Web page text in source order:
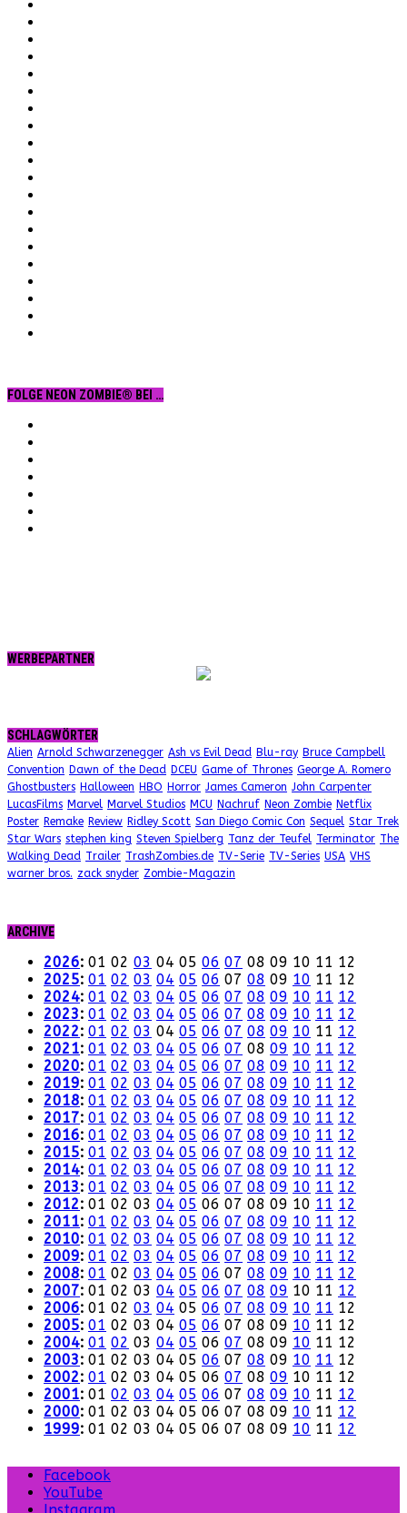
FOLGE NEON ZOMBIE® BEI …
WERBEPARTNER
SCHLAGWÖRTER
Alien Arnold Schwarzenegger Ash vs Evil Dead Blu-ray Bruce Campbell
Convention Dawn of the Dead DCEU Game of Thrones George A. Romero
Ghostbusters Halloween HBO Horror James Cameron John Carpenter
LucasFilms Marvel Marvel Studios MCU Nachruf Neon Zombie Netflix
Poster Remake Review Ridley Scott San Diego Comic Con Sequel Star Trek
Star Wars stephen king Steven Spielberg Tanz der Teufel Terminator The
Walking Dead Trailer TrashZombies.de TV-Serie TV-Series USA VHS
warner bros. zack snyder Zombie-Magazin
ARCHIVE
2026: 01 02 03 04 05 06 07 08 09 10 11 12
2025: 01 02 03 04 05 06 07 08 09 10 11 12
2024: 01 02 03 04 05 06 07 08 09 10 11 12
2023: 01 02 03 04 05 06 07 08 09 10 11 12
2022: 01 02 03 04 05 06 07 08 09 10 11 12
2021: 01 02 03 04 05 06 07 08 09 10 11 12
2020: 01 02 03 04 05 06 07 08 09 10 11 12
2019: 01 02 03 04 05 06 07 08 09 10 11 12
2018: 01 02 03 04 05 06 07 08 09 10 11 12
2017: 01 02 03 04 05 06 07 08 09 10 11 12
2016: 01 02 03 04 05 06 07 08 09 10 11 12
2015: 01 02 03 04 05 06 07 08 09 10 11 12
2014: 01 02 03 04 05 06 07 08 09 10 11 12
2013: 01 02 03 04 05 06 07 08 09 10 11 12
2012: 01 02 03 04 05 06 07 08 09 10 11 12
2011: 01 02 03 04 05 06 07 08 09 10 11 12
2010: 01 02 03 04 05 06 07 08 09 10 11 12
2009: 01 02 03 04 05 06 07 08 09 10 11 12
2008: 01 02 03 04 05 06 07 08 09 10 11 12
2007: 01 02 03 04 05 06 07 08 09 10 11 12
2006: 01 02 03 04 05 06 07 08 09 10 11 12
2005: 01 02 03 04 05 06 07 08 09 10 11 12
2004: 01 02 03 04 05 06 07 08 09 10 11 12
2003: 01 02 03 04 05 06 07 08 09 10 11 12
2002: 01 02 03 04 05 06 07 08 09 10 11 12
2001: 01 02 03 04 05 06 07 08 09 10 11 12
2000: 01 02 03 04 05 06 07 08 09 10 11 12
1999: 01 02 03 04 05 06 07 08 09 10 11 12
Facebook
YouTube
Instagram